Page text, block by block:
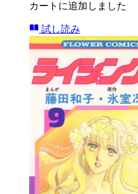
カートに追加しました
試し読み